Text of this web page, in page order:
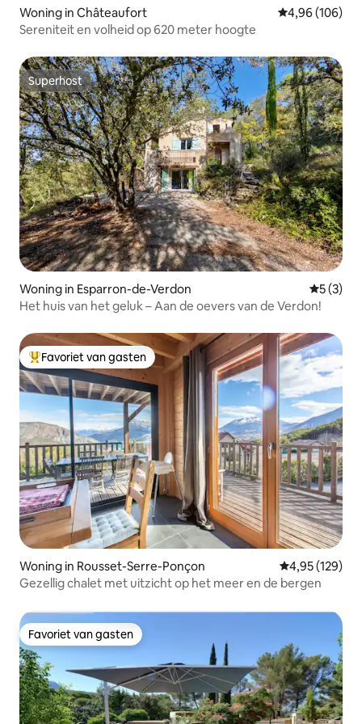
Woning in Châteaufort Gemiddelde
4,96 (106)
Sereniteit en volheid op 620 meter hoogte
Superhost
Superhost
Woning in Esparron-de-Verdon
5 (3)
Het huis van het geluk – Aan de oevers van de Verdon!
Topfavoriet van gasten
Favoriet van gasten
Woning in Rousset-Serre-Ponçon Gemiddelde
4,95 (129)
Gezellig chalet met uitzicht op het meer en de bergen
Favoriet van gasten
Favoriet van gasten